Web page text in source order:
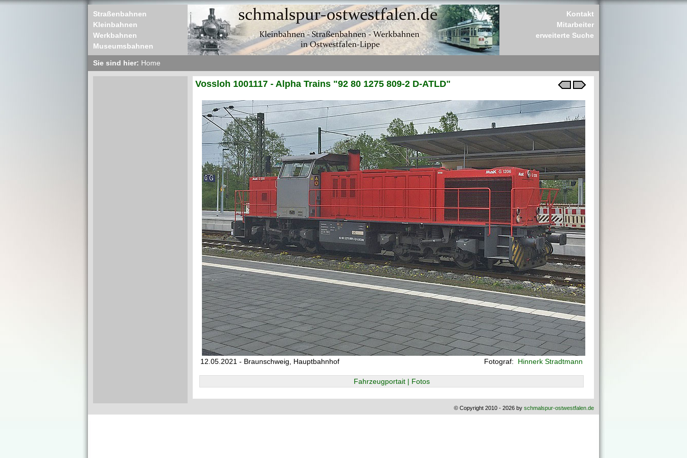
Straßenbahnen
Kleinbahnen
Werkbahnen
Museumsbahnen
Kontakt
Mitarbeiter
erweiterte Suche
Sie sind hier: Home
Vossloh 1001117 - Alpha Trains "92 80 1275 809-2 D-ATLD"
12.05.2021 - Braunschweig, Hauptbahnhof Fotograf: Hinnerk Stradtmann
Fahrzeugportait | Fotos
© Copyright 2010 - 2026 by schmalspur-ostwestfalen.de